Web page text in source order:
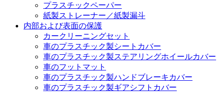
プラスチックペーパー
紙製ストレーナー／紙製漏斗
内部および表面の保護
カークリーニングセット
車のプラスチック製シートカバー
車のプラスチック製ステアリングホイールカバー
車のフットマット
車のプラスチック製ハンドブレーキカバー
車のプラスチック製ギアシフトカバー